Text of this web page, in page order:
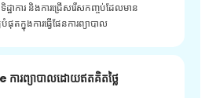
ឋាការ និងការជ្រើសរើសកញ្ចប់ដែលមាន
ផុតក្នុងការធ្វើផែនការព្យាបាល
ារព្យាបាលដោយឥតគិតថ្លៃ